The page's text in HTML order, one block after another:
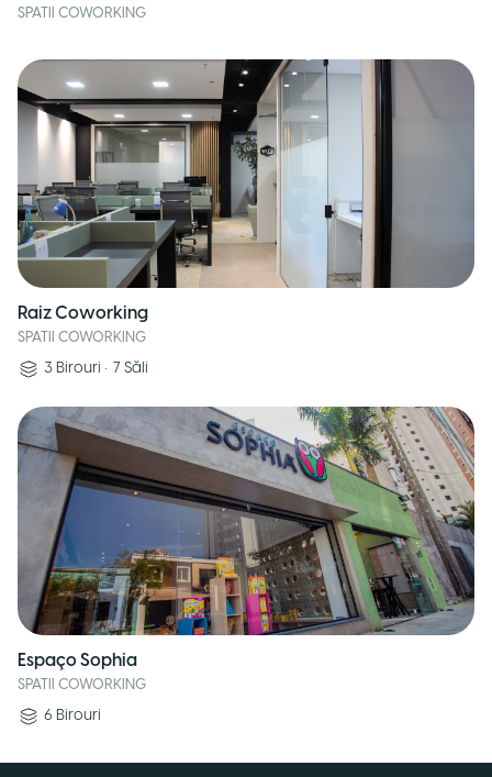
SPATII COWORKING
Raiz Coworking
SPATII COWORKING
3 Birouri • 7 Săli
Espaço Sophia
SPATII COWORKING
6 Birouri